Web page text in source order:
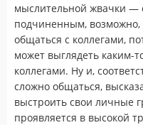
мыслительной жвачки —
подчиненным, возможно,
общаться с коллегами,
может выглядеть каким-
коллегами. Ну и,
сложно общаться,
выстроить свои личные
проявляется в высокой